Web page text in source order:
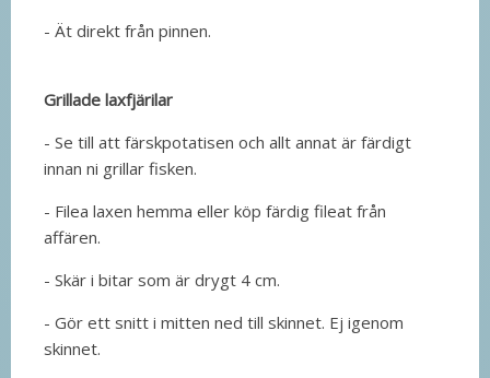
- Ät direkt från pinnen.
Grillade laxfjärilar
- Se till att färskpotatisen och allt annat är färdigt
innan ni grillar fisken.
- Filea laxen hemma eller köp färdig fileat från
affären.
- Skär i bitar som är drygt 4 cm.
- Gör ett snitt i mitten ned till skinnet. Ej igenom
skinnet.